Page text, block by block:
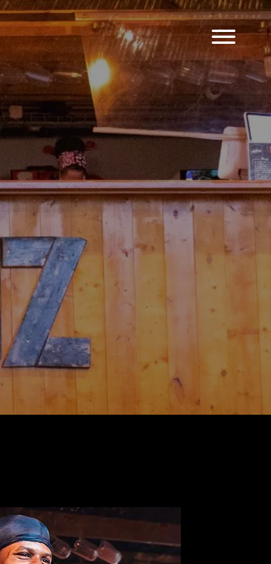
Lkz Touch
Nos Bières
Bar
Les Évènements du bar
Privatisation brasserie